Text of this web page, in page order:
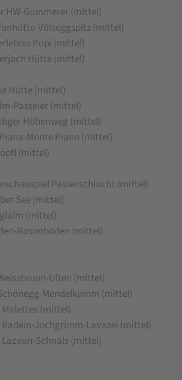
HW-Gummerer (mittel)
Völseggspitz (mittel)
Popi (mittel)
Hütte (mittel)
Hütte (mittel)
Passeier (mittel)
Höhenweg (mittel)
Monte Piano (mittel)
(mittel)
Passerschlucht (mittel)
See (mittel)
(mittel)
Rosimböden (mittel)
Ulten (mittel)
Mendelkamm (mittel)
Malettes (mittel)
Radein-Jochgrimm-Lavazei (mittel)
Schnals (mittel)